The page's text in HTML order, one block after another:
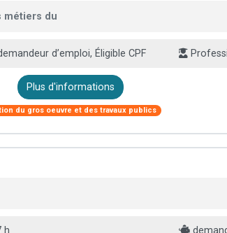
métiers du
d’emploi, Éligible CPF
Plus d'informations
du gros oeuvre et des travaux publics
h